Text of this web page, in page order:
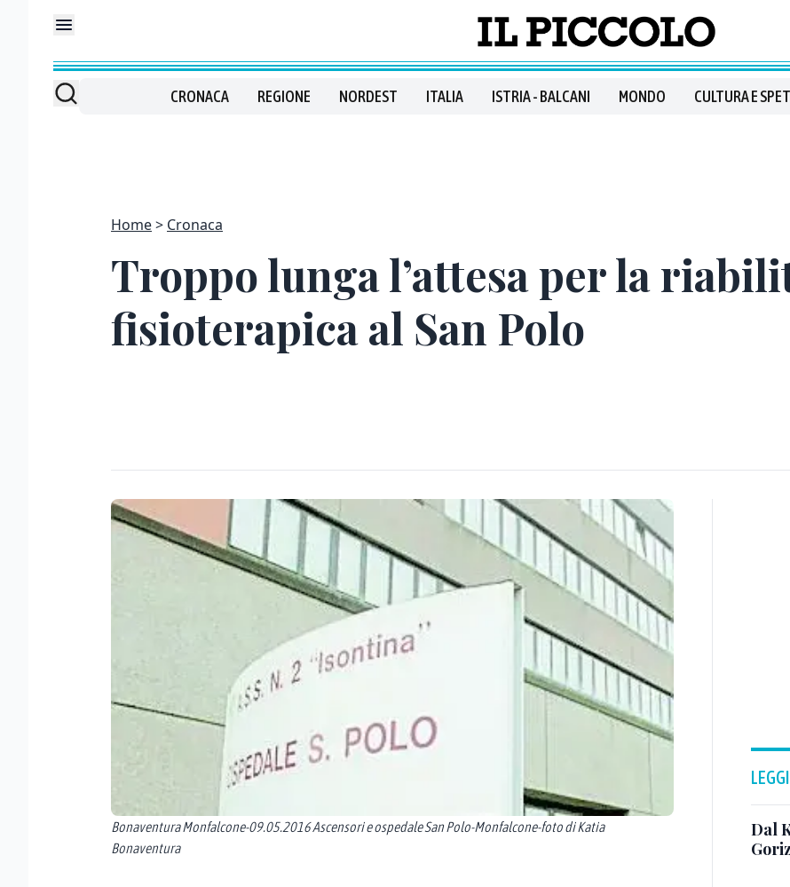
CRONACA REGIONE NORDEST ITALIA ISTRIA - BALCANI MONDO CULTURA E
Home Cronaca
Troppo lunga l’attesa per la
fisioterapica al San Polo
Bonaventura Monfalcone-09.05.2016 Ascensori e ospedale San Polo-Monfalcone-foto di Katia
Bonaventura
Dal